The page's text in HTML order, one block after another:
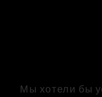
Мы хотели бы